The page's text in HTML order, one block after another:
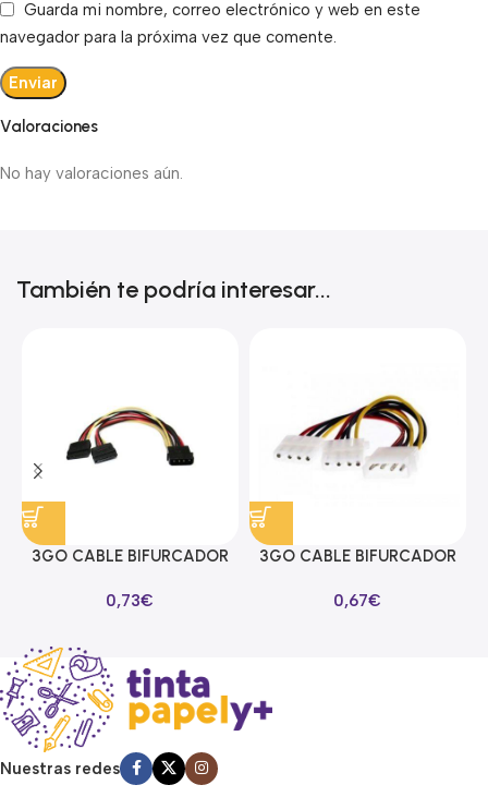
Valoraciones
No hay valoraciones aún.
Guarda mi nombre, correo electrónico y web en este
navegador para la próxima vez que comente.
También te podría interesar...
3GO CABLE BIFURCADOR
0,73€
3GO CABLE BIFURCADOR
0,67€
Nuestras redes